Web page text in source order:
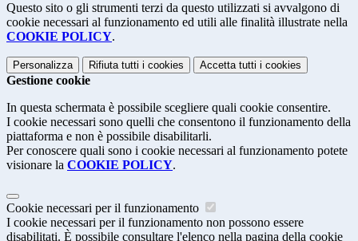
Questo sito o gli strumenti terzi da questo utilizzati si avvalgono di
cookie necessari al funzionamento ed utili alle finalità illustrate nella
COOKIE POLICY.
Personalizza Rifiuta tutti i cookies Accetta tutti i cookies
Gestione cookie
In questa schermata è possibile scegliere quali cookie consentire.
I cookie necessari sono quelli che consentono il funzionamento della
piattaforma e non è possibile disabilitarli.
Per conoscere quali sono i cookie necessari al funzionamento potete
visionare la COOKIE POLICY.
Cookie necessari per il funzionamento
I cookie necessari per il funzionamento non possono essere
disabilitati. È possibile consultare l'elenco nella pagina della cookie